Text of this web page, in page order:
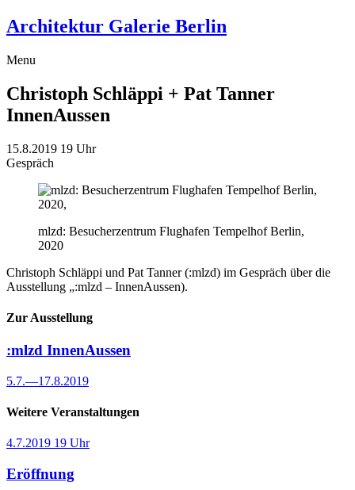
Architektur Galerie Berlin
Menu
Christoph Schläppi + Pat Tanner
InnenAussen
15.8.2019 19 Uhr
Gespräch
mlzd: Besucherzentrum Flughafen Tempelhof Berlin,
2020
Christoph Schläppi und Pat Tanner (:mlzd) im Gespräch über die
Ausstellung „:mlzd – InnenAussen).
Zur Ausstellung
:mlzd InnenAussen
5.7.—17.8.2019
Weitere Veranstaltungen
4.7.2019 19 Uhr
Eröffnung